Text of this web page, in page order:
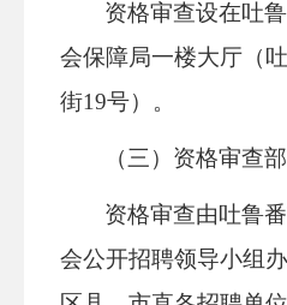
资格审查设在吐
会保障局一楼大厅（
街19号）。
（三）资格审查
资格审查由吐鲁
会公开招聘领导小组